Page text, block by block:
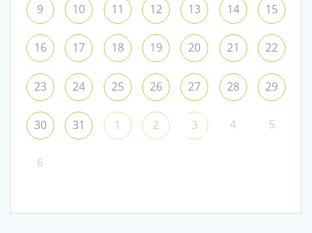
9 10 11 12 13 14 15
16 17 18 19 20 21 22
23 24 25 26 27 28 29
30 31 1 2 3 4 5
6